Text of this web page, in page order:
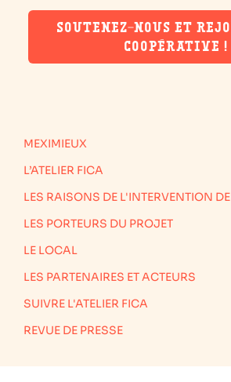
SOUTENEZ-NOUS ET
COOPÉRATIVE !
MEXIMIEUX
L’ATELIER FICA
LES RAISONS DE L'INTERVENTION
LES PORTEURS DU PROJET
LE LOCAL
LES PARTENAIRES ET ACTEURS
SUIVRE L'ATELIER FICA
REVUE DE PRESSE